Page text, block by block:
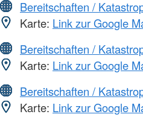
Bereitschaften /
Karte: Link zur Google
Bereitschaften /
Karte: Link zur Google
Bereitschaften /
Karte: Link zur Google